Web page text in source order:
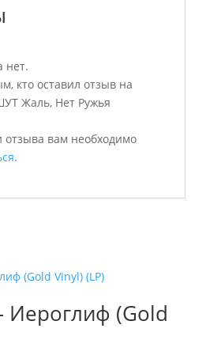
нет.
кто оставил отзыв на
Жаль, Нет Ружья
отзыва вам необходимо
.
(Gold